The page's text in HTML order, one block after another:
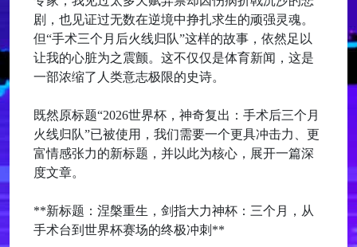
剧，也见证过无数在逆境中挣扎求生的顽强灵魂。
但“手术三个月后火线归队”这样的故事，依然足以
让我的心脏为之震颤。这不仅仅是体育新闻，这是
一部浓缩了人类意志极限的史诗。
既然原标题“2026世界杯，神奇复出：手术后三个月
火线归队”已被使用，我们需要一个更具冲击力、更
富情感张力的新标题，并以此为核心，展开一篇深
度文章。
**新标题：涅槃重生，剑指大力神杯：三个月，从
手术台到世界杯赛场的终极冲刺**